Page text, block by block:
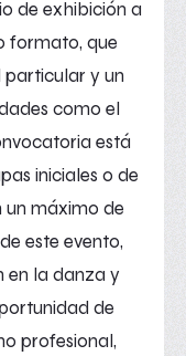
de exhibición a
formato, que
y un
como el
está
iniciales o de
un máximo de
este evento,
en la danza y
de
profesional,